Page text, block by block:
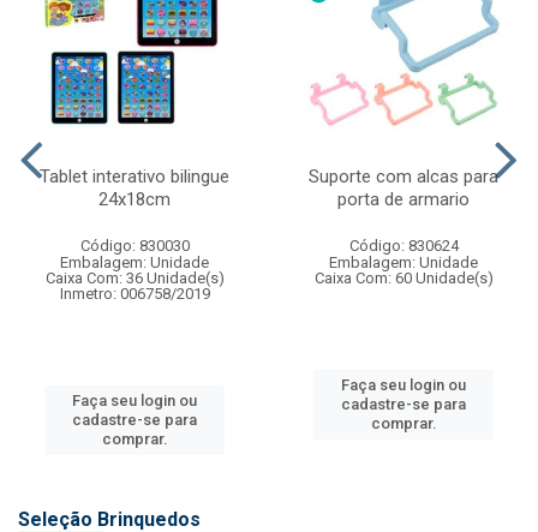
Tablet interativo bilingue
24x18cm
Código: 830030
Embalagem: Unidade
Caixa Com: 36 Unidade(s)
Inmetro: 006758/2019
Faça seu login ou
cadastre-se para
comprar.
Suporte com alcas para
porta de armario
Código: 830624
Embalagem: Unidade
Caixa Com: 60 Unidade(s)
Faça seu login ou
cadastre-se para
comprar.
Seleção Brinquedos